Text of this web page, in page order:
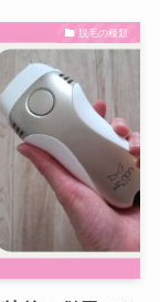
脱毛の種類